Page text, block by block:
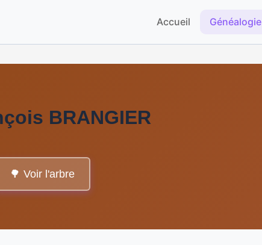
Accueil Généalogie
BRANGIER
🌳 Voir l'arbre